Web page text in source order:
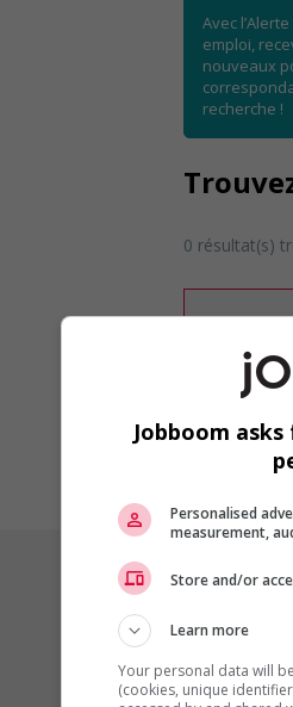
Avec
emploi,
nouveaux
recherche !
0 résultat(s)
Emplois par
Arts et métiers de la
Jobboom
Personalised
measurement,
Store and/or
Learn more
Your personal data will
(cookies, unique